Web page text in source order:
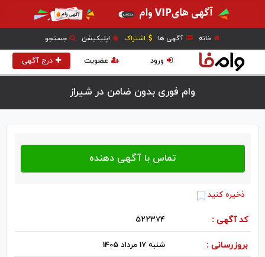
خانه آگهی ها اشتراک اپلیکیشن جستجو
درج آگهی عضویت ورود
وام فوری بدون ضامن در شيراز
ذخیره کنید
کد آگهی : 522374
بروزرسانی : شنبه 17 مرداد 1405